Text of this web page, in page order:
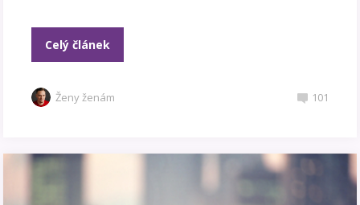
Celý článek
Ženy ženám 101